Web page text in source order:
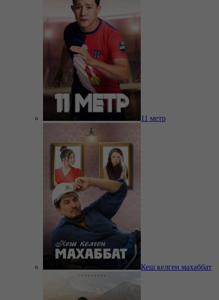
11 метр
Кеш келген махаббат